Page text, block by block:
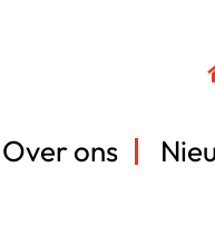
Over ons